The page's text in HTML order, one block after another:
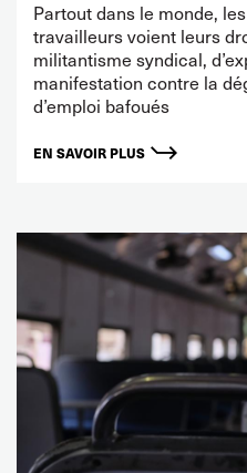
Partout dans le monde,
travailleurs voient leurs
militantisme syndical,
manifestation contre la
d’emploi bafoués
EN SAVOIR PLUS